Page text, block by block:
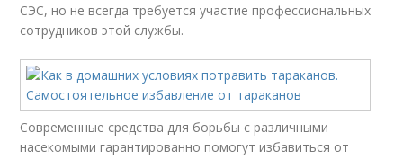
СЭС, но не всегда требуется участие профессиональных
сотрудников этой службы.
Современные средства для борьбы с различными
насекомыми гарантированно помогут избавиться от